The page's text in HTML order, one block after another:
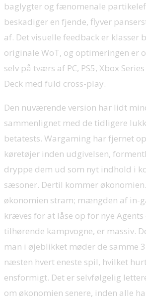
baglygter og fænomenale
beskadiger en fjende, flyver
af. Det visuelle feedback er klasser
originale WoT, og optimeringen er
selv på tværs af PC, PS5, Xbox
Deck med fuld cross-play.
Den nuværende version har lidt
sammenlignet med de tidligere
betatests. Wargaming har fjernet
køretøjer inden udgivelsen,
dryppe dem ud som nyt indhold i
sæsoner. Dertil kommer
økonomien stram; mængden af in-
kræves for at låse op for nye Agents
tilhørende kampvogne, er massiv.
man i øjeblikket møder de samme
næsten hvert eneste spil, hvilket
ensformigt. Det er selvfølgelig
om økonomien senere, inden alle